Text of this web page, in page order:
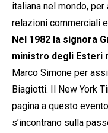
italiana nel mondo,
relazioni commerciali
Nel 1982 la signora
ministro degli Esteri
Marco Simone per
Biagiotti. Il New York
pagina a questo
s’incontrano sulla